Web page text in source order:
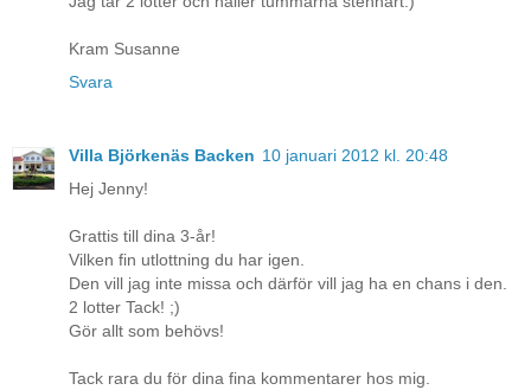
Kram Susanne
Svara
Villa Björkenäs Backen 10 januari 2012 kl. 20:48
Hej Jenny!
Grattis till dina 3-år!
Vilken fin utlottning du har igen.
Den vill jag inte missa och därför vill jag ha en chans i den.
2 lotter Tack! ;)
Gör allt som behövs!
Tack rara du för dina fina kommentarer hos mig.